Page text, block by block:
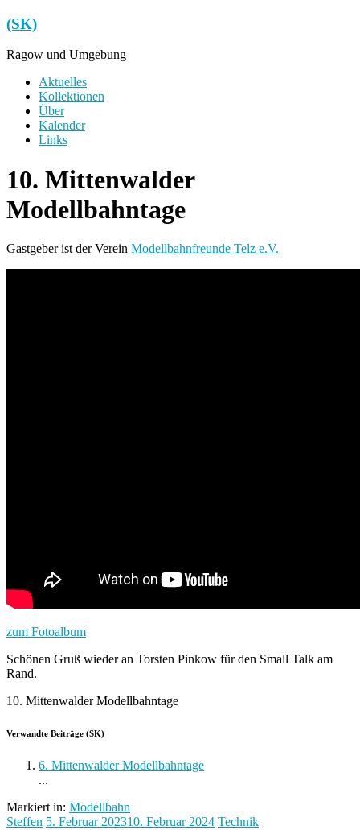
Zum
Inhalt
springen
(SK)
Ragow und Umgebung
Menü
Aktuelles
Kollektionen
Über
Kalender
Links
10. Mittenwalder
Modellbahntage
Gastgeber ist der Verein Modellbahnfreunde Telz e.V.
zum Fotoalbum
Schönen Gruß wieder an Torsten Pinkow für den Small Talk am
Rand.
10. Mittenwalder Modellbahntage
Verwandte Beiträge (SK)
6. Mittenwalder Modellbahntage
...
Markiert in: Modellbahn
Steffen 5. Februar 202310. Februar 2024 Technik